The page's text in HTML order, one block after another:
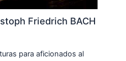
Friedrich BACH
para aficionados al